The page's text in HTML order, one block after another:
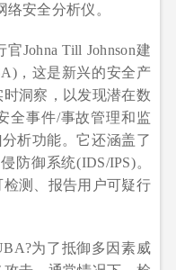
安全分析仪。
官Johna Till Johnson建
，这是新兴的安全产
洞察，以发现潜在数
全事件/事故管理和监
析功能。它还涵盖了
防御系统(IDS/IPS)。
测、报告用户可疑行
为了抵御多因素威